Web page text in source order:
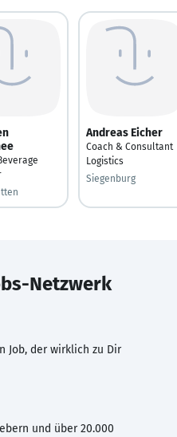
Andreas Eicher
Coach & Consultant
Logistics
Siegenburg
Netzwerk
Job, der wirklich zu Dir
und über 20.000